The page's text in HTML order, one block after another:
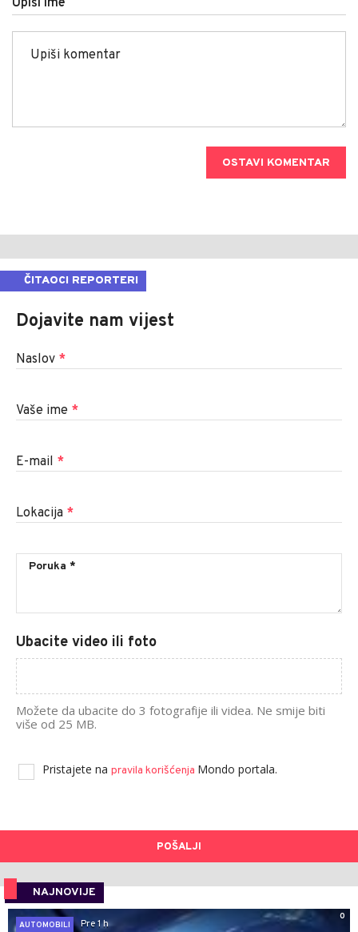
OSTAVI KOMENTAR
ČITAOCI REPORTERI
Dojavite nam vijest
Naslov *
Vaše ime *
E-mail *
Lokacija *
Ubacite video ili foto
Možete da ubacite do 3 fotografije ili videa. Ne smije biti
više od 25 MB.
Pristajete na pravila korišćenja Mondo portala.
POŠALJI
NAJNOVIJE
0
AUTOMOBILI
Pre 1 h